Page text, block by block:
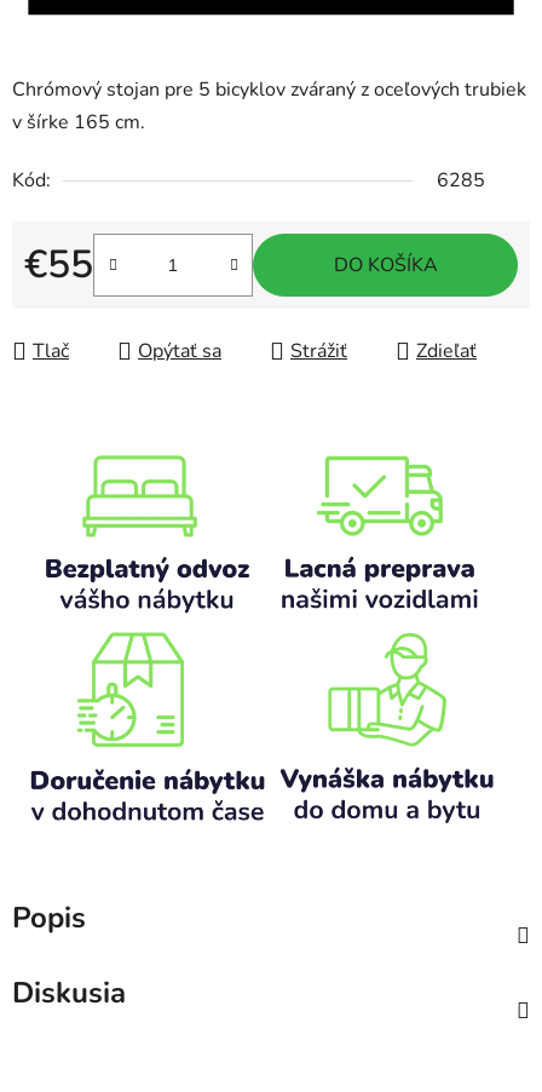
Chrómový stojan pre 5 bicyklov zváraný z oceľových trubiek
v šírke 165 cm.
Kód: 6285
€55
Jednotková cena:
DO KOŠÍKA
Tlač Opýtať sa Strážiť Zdieľať
Popis
Diskusia